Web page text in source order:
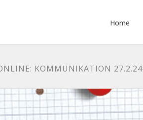
Home
KOMMUNIKATION 27.2.24